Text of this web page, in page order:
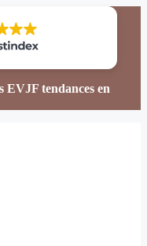
EVJF tendances en